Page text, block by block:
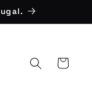
Carrinho